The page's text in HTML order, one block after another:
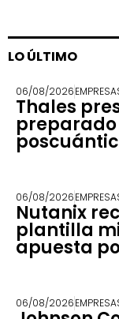
LO ÚLTIMO
06/08/2026
Thales
06/08/2026
Nutanix
plantilla
apuesta
06/08/2026